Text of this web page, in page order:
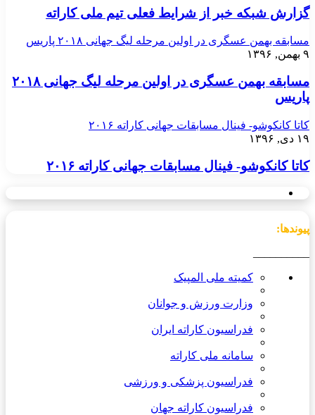
گزارش شبکه خبر از شرایط فعلی تیم ملی کاراته
مسابقه بهمن عسگری در اولین مرحله لیگ جهانی ۲۰۱۸ پاریس
۹ بهمن, ۱۳۹۶
مسابقه بهمن عسگری در اولین مرحله لیگ جهانی ۲۰۱۸
پاریس
کاتا کانکوشو- فینال مسابقات جهانی کاراته ۲۰۱۶
۱۹ دی, ۱۳۹۶
کاتا کانکوشو- فینال مسابقات جهانی کاراته ۲۰۱۶
پیوندها:
کمیته ملی المپیک
وزارت ورزش و جوانان
فدراسیون کاراته ایران
سامانه ملی کاراته
فدراسیون پزشکی و ورزشی
فدراسیون کاراته جهان